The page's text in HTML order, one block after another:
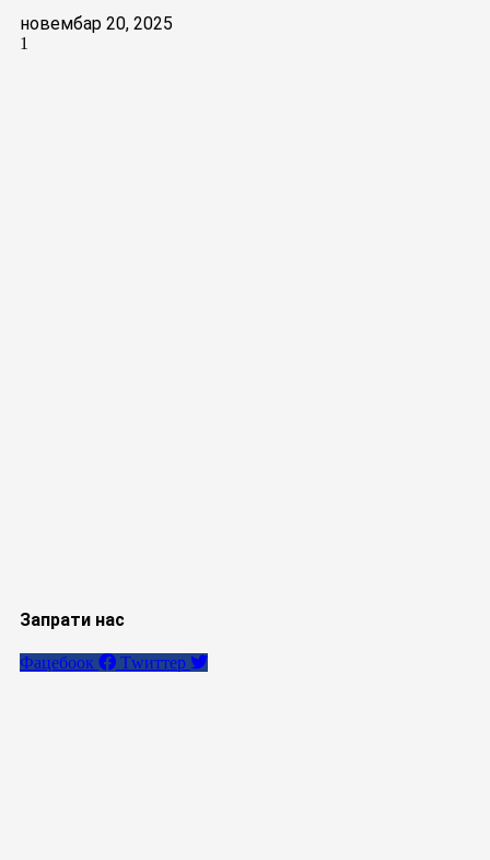
новембар 20, 2025
Запрати нас
Фацебоок Тwиттер